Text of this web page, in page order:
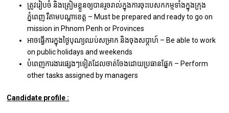
ត្រូវរៀបចំ និងត្រៀមខ្លួនឲ្យបានរួចរាល់ក្នុងការចុះបេសកកម្មទាំងក្នុងក្រុង
ភ្នំពេញ រឺតាមបណ្ដាខេត្ត – Must be prepared and ready to go on
mission in Phnom Penh or Provinces
អាចធ្វើការក្នុងថ្ងៃបុណ្យឈប់សម្រាក និងចុងសប្ដាហ៍ – Be able to work
on public holidays and weekends
បំពេញការងារផ្សេងៗទៀតដែលចាត់ចែងដោយប្រធានផ្នែក – Perform
other tasks assigned by managers
Candidate profile :